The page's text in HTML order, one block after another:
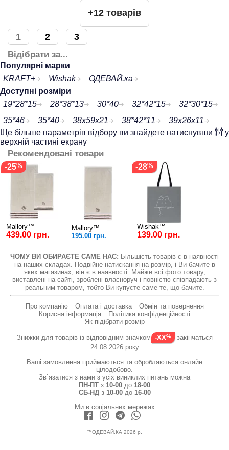
+12 товарів
1 2
3
Відібрати за...
Популярні марки
KRAFT+
Wishak
ОДЕВАЙ.ка
Доступні розміри
19*28*15
28*38*13 30*40 32*42*15
32*30*15
35*46
35*40 38х59х21 38*42*11
39x26x11
Ще більше параметрів відбору ви знайдете натиснувши
у
верхній частині екрану
Рекомендовані товари
-25
Mallory™
439.00 грн.
Mallory™
195.00 грн.
-28
Wishak™
139.00 грн.
ЧОМУ ВИ ОБИРАЄТЕ САМЕ НАС: Більшість товарів є в наявності
на наших складах. Подвійне натискання на розмір, і Ви бачите в
яких магазинах, він є в наявності. Майже всі фото товару,
виставлені на сайті, зроблені власноруч і повністю співпадають з
реальним товаром, тобто Ви купуєте саме те, що бачите.
Про компанію Оплата і доставка
Обмін та повернення
Корисна інформація
Політика конфіденційності
Як підібрати розмір
Знижки для товарів із відповідним значком -XX
закінчаться
24.08.2026 року
Ваші замовлення приймаються та обробляються онлайн
цілодобово.
Зв`язатися з нами з усіх виниклих питань можна
ПН-ПТ з 10-00 до 18-00
СБ-НДз 10-00до 16-00
Ми в соціальних мережах
™ОДЕВАЙ.КА 2026 р.